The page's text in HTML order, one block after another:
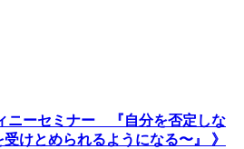
ニーセミナー 『自分を否定しな
けとめられるようになる〜』 》